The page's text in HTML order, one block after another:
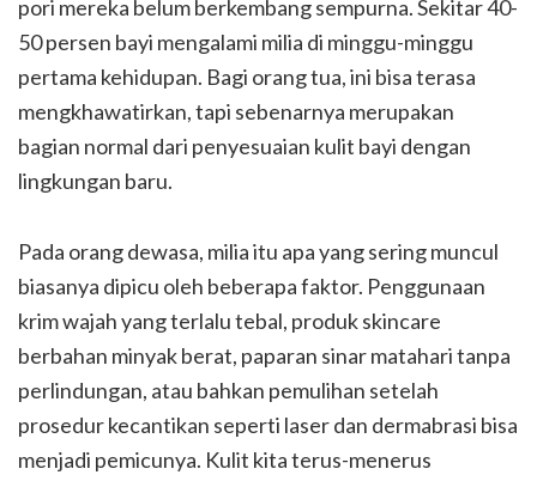
pori mereka belum berkembang sempurna. Sekitar 40-
50 persen bayi mengalami milia di minggu-minggu
pertama kehidupan. Bagi orang tua, ini bisa terasa
mengkhawatirkan, tapi sebenarnya merupakan
bagian normal dari penyesuaian kulit bayi dengan
lingkungan baru.
Pada orang dewasa, milia itu apa yang sering muncul
biasanya dipicu oleh beberapa faktor. Penggunaan
krim wajah yang terlalu tebal, produk skincare
berbahan minyak berat, paparan sinar matahari tanpa
perlindungan, atau bahkan pemulihan setelah
prosedur kecantikan seperti laser dan dermabrasi bisa
menjadi pemicunya. Kulit kita terus-menerus